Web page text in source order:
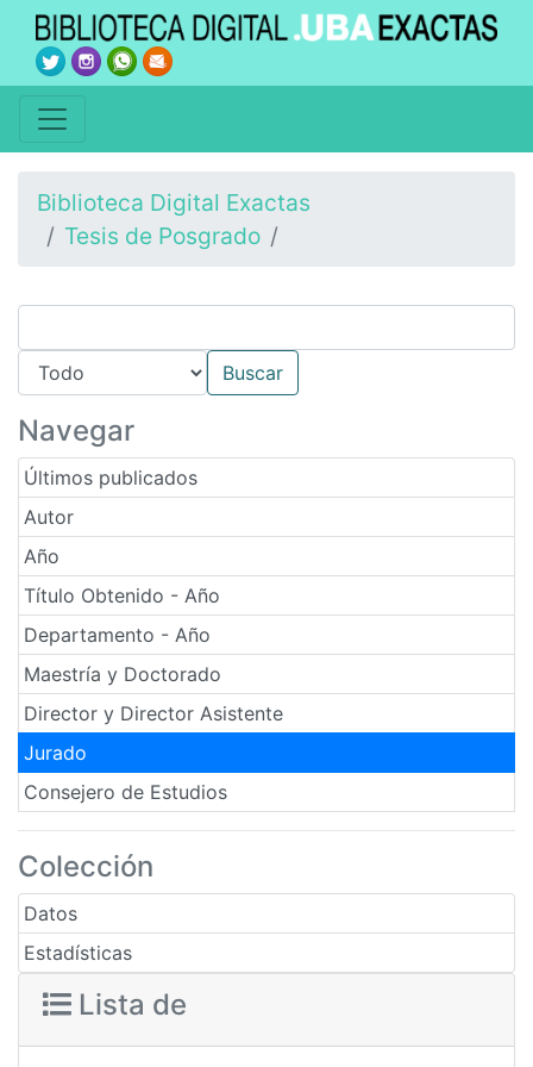
Biblioteca Digital Exactas
Tesis de Posgrado
Navegar
Últimos publicados
Autor
Año
Título Obtenido - Año
Departamento - Año
Maestría y Doctorado
Director y Director Asistente
Jurado
Consejero de Estudios
Colección
Datos
Estadísticas
Lista de